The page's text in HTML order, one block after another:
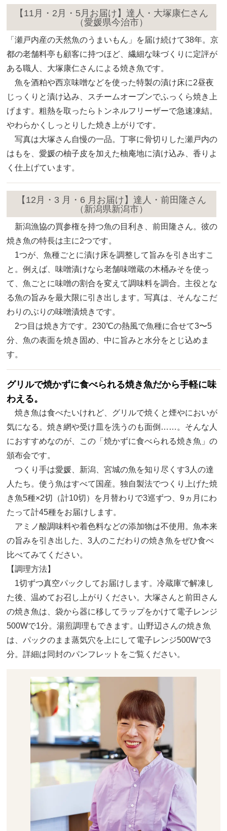
【11月・2月・5月お届け】達人・大塚康仁さん
（愛媛県今治市）
「瀬戸内産の天然魚のうまいもん」を届け続けて38年。京
都の老舗料亭も顧客に持つほど、繊細な味づくりに定評が
ある職人、大塚康仁さんによる焼き魚です。
魚を酒粕や西京味噌などを使った特製の漬け床に2昼夜
じっくりと漬け込み、スチームオーブンでふっくら焼き上
げます。粗熱を取ったらトンネルフリーザーで急速凍結。
やわらかくしっとりした焼き上がりです。
写真は大塚さん自慢の一品。丁寧に骨切りした瀬戸内の
はもを、愛媛の柚子皮を加えた柚庵地に漬け込み、香りよ
く仕上げています。
【12月・3 月・6 月お届け】達人・前田隆さん
（新潟県新潟市）
新潟漁協の買参権を持つ魚の目利き、前田隆さん。彼の
焼き魚の特長は主に2つです。
1つが、魚種ごとに漬け床を調整して旨みを引き出すこ
と。例えば、味噌漬けなら老舗味噌蔵の木桶みそを使っ
て、魚ごとに味噌の割合を変えて調味料を調合。主役とな
る魚の旨みを最大限に引き出します。写真は、そんなこだ
わりのぶりの味噌漬焼きです。
2つ目は焼き方です。230℃の熱風で魚種に合せて3〜5
分、魚の表面を焼き固め、中に旨みと水分をとじ込めま
す。
グリルで焼かずに食べられる焼き魚だから手軽に味
わえる。
焼き魚は食べたいけれど、グリルで焼くと煙やにおいが
気になる。焼き網や受け皿を洗うのも面倒……。そんな人
におすすめなのが、この「焼かずに食べられる焼き魚」の
頒布会です。
つくり手は愛媛、新潟、宮城の魚を知り尽くす3人の達
人たち。使う魚はすべて国産。独自製法でつくり上げた焼
き魚5種×2切（計10切）を月替わりで3巡ずつ、9ヵ月にわ
たって計45種をお届けします。
アミノ酸調味料や着色料などの添加物は不使用。魚本来
の旨みを引き出した、3人のこだわりの焼き魚をぜひ食べ
比べてみてください。
【調理方法】
1切ずつ真空パックしてお届けします。冷蔵庫で解凍し
た後、温めてお召し上がりください。大塚さんと前田さん
の焼き魚は、袋から器に移してラップをかけて電子レンジ
500Wで1分。湯煎調理もできます。山野辺さんの焼き魚
は、パックのまま蒸気穴を上にして電子レンジ500Wで3
分。詳細は同封のパンフレットをご覧ください。